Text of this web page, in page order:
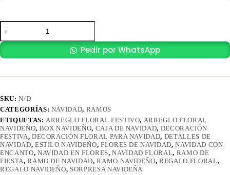
RAMO
SNOWY
GLOW
Pedir por WhatsApp
SKU:N/D
CATEGORÍAS: NAVIDAD, RAMOS
ETIQUETAS:ARREGLO FLORAL FESTIVO, ARREGLO FLORAL
NAVIDEÑO, BOX NAVIDEÑO, CAJA DE NAVIDAD, DECORACIÓN
FESTIVA, DECORACIÓN FLORAL PARA NAVIDAD, DETALLES DE
NAVIDAD, ESTILO NAVIDEÑO, FLORES DE NAVIDAD,NAVIDAD CON
ENCANTO, NAVIDAD EN FLORES,NAVIDAD FLORAL, RAMO DE
FIESTA,RAMO DE NAVIDAD,RAMO NAVIDEÑO,REGALO FLORAL,
REGALO NAVIDEÑO, SORPRESA NAVIDEÑA